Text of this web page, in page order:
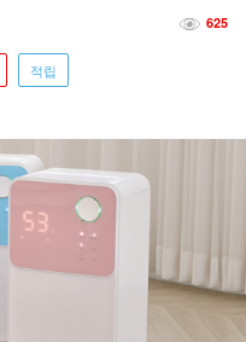
625
적립